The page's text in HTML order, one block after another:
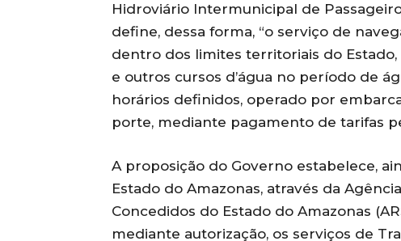
Hidroviário lntermunicipal de
define, dessa forma, “o serviço de
dentro dos limites territoriais do Estado,
e outros cursos d’água no período de
horários definidos, operado por
porte, mediante pagamento de tarifas
A proposição do Governo estabelece,
Estado do Amazonas, através da
Concedidos do Estado do Amazonas
mediante autorização, os serviços de